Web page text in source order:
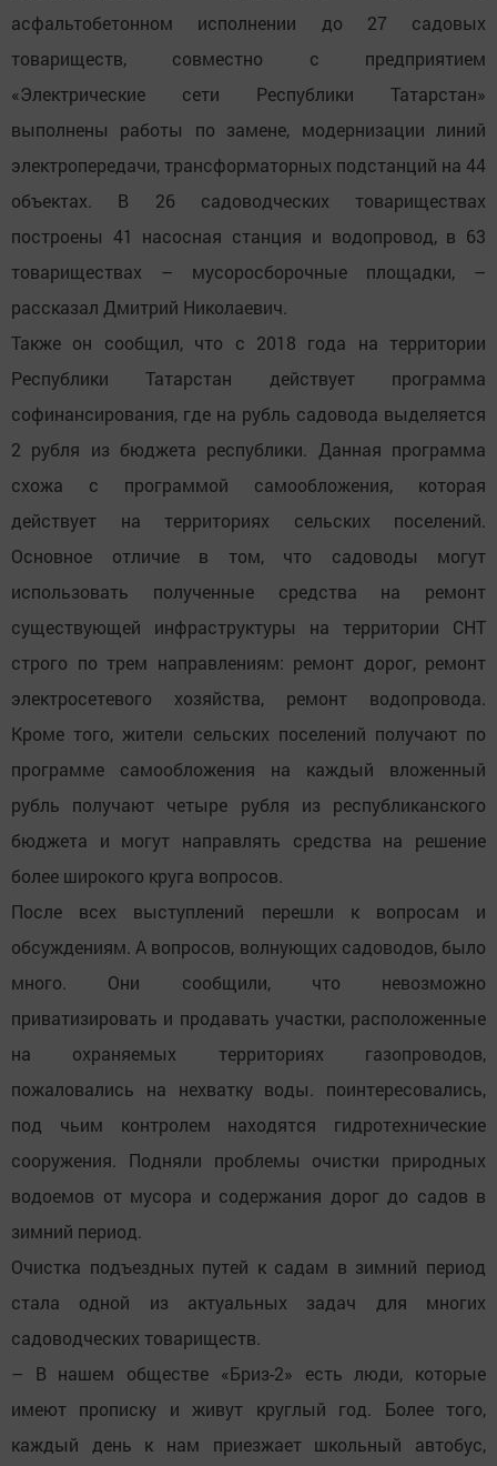
асфальтобетонном исполнении до 27 садовых
товариществ, совместно с предприятием
«Электрические сети Республики Татарстан»
выполнены работы по замене, модернизации линий
электропередачи, трансформаторных подстанций на 44
объектах. В 26 садоводческих товариществах
построены 41 насосная станция и водопровод, в 63
товариществах – мусоросборочные площадки, –
рассказал Дмитрий Николаевич.
Также он сообщил, что с 2018 года на территории
Республики Татарстан действует программа
софинансирования, где на рубль садовода выделяется
2 рубля из бюджета республики. Данная программа
схожа с программой самообложения, которая
действует на территориях сельских поселений.
Основное отличие в том, что садоводы могут
использовать полученные средства на ремонт
существующей инфраструктуры на территории СНТ
строго по трем направлениям: ремонт дорог, ремонт
электросетевого хозяйства, ремонт водопровода.
Кроме того, жители сельских поселений получают по
программе самообложения на каждый вложенный
рубль получают четыре рубля из республиканского
бюджета и могут направлять средства на решение
более широкого круга вопросов.
После всех выступлений перешли к вопросам и
обсуждениям. А вопросов, волнующих садоводов, было
много. Они сообщили, что невозможно
приватизировать и продавать участки, расположенные
на охраняемых территориях газопроводов,
пожаловались на нехватку воды. поинтересовались,
под чьим контролем находятся гидротехнические
сооружения. Подняли проблемы очистки природных
водоемов от мусора и содержания дорог до садов в
зимний период.
Очистка подъездных путей к садам в зимний период
стала одной из актуальных задач для многих
садоводческих товариществ.
– В нашем обществе «Бриз-2» есть люди, которые
имеют прописку и живут круглый год. Более того,
каждый день к нам приезжает школьный автобус,